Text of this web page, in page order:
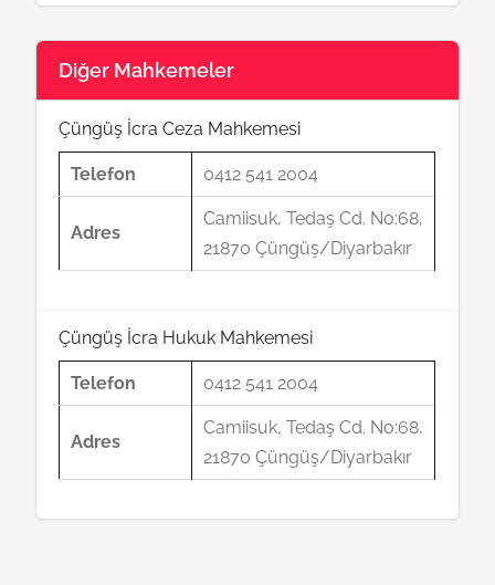
Diğer Mahkemeler
Çüngüş İcra Ceza Mahkemesi
Telefon 0412 541 2004
Adres
Camiisuk, Tedaş Cd. No:68,
21870 Çüngüş/Diyarbakır
Çüngüş İcra Hukuk Mahkemesi
Telefon 0412 541 2004
Adres
Camiisuk, Tedaş Cd. No:68,
21870 Çüngüş/Diyarbakır